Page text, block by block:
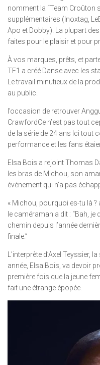
nomment la “Team
supplémentaires (Inoxtag,
Apo et Dobby). La plupart
faites pour le plaisir et pour
À vos marques, prêts, et
TF1 a créé Danse avec les
Le travail minutieux de la
au public.
l’occasion de retrouver
CrawfordCe n’est pas tout
de la série de 24 ans Ici tout
performance et les fans
Elsa Bois a rejoint Thomas
les bras de Michou, son
événement qui n’a pas
« Michou, pourquoi es-tu là ?
le caméraman a dit : “Bah, je
chemin depuis l’année
finale.”
L’interprète d’Axel Teyssier,
année, Elsa Bois, va devoir
première fois que la jeune
fait une étrange épopée.